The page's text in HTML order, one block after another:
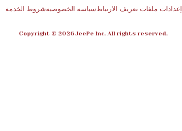
شروط الخدمةسياسة الخصوصيةإعدادات ملفات تعريف الارتباط
Copyright © 2026 JeePe Inc. All rights reserved.